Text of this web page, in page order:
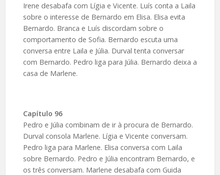
Irene desabafa com Lígia e Vicente. Luís conta a Laila
sobre o interesse de Bernardo em Elisa. Elisa evita
Bernardo. Branca e Luís discordam sobre o
comportamento de Sofia. Bernardo escuta uma
conversa entre Laila e Júlia. Durval tenta conversar
com Bernardo. Pedro liga para Júlia. Bernardo deixa a
casa de Marlene.
Capítulo 96
Pedro e Júlia combinam de ir à procura de Bernardo.
Durval consola Marlene. Lígia e Vicente conversam.
Pedro liga para Marlene. Elisa conversa com Laila
sobre Bernardo. Pedro e Júlia encontram Bernardo, e
os três conversam. Marlene desabafa com Guida